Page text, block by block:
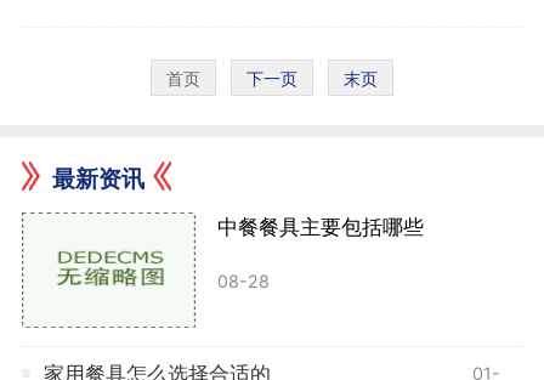
首页 下一页 末页
最新资讯
中餐餐具主要包括哪些
08-28
家用餐具怎么选择合适的
01-